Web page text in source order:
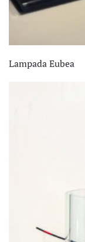
Lampada Eubea